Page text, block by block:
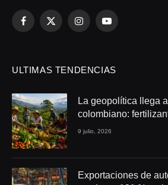
Facebook
X
InstagramYouTube
ULTIMAS TENDENCIAS
La geopolítica llega
colombiano:
seguridad alimentaria
9 julio, 2026
Exportaciones de